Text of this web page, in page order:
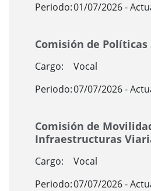
Periodo:01/07/2026 -
Comisión de Políticas
Cargo:
Vocal
Periodo:07/07/2026 -
Comisión de
Infraestructuras
Cargo:
Vocal
Periodo:07/07/2026 -